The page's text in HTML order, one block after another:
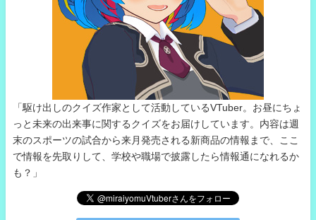
「駆け出しのクイズ作家として活動しているVTuber。お昼にちょ
っと未来の出来事に関するクイズをお届けしています。内容は週
末のスポーツの試合から来月発売される新商品の情報まで、ここ
で情報を先取りして、学校や職場で披露したら情報通になれるか
も？」